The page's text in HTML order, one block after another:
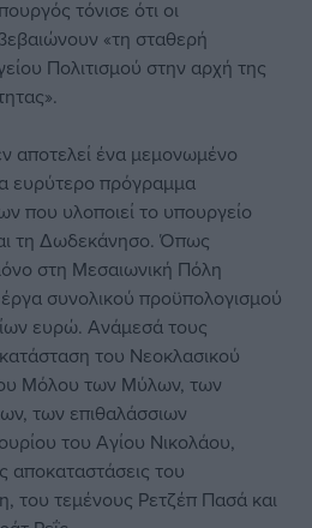
τόνισε ότι οι
«τη σταθερή
Πολιτισμού στην αρχή της
αποτελεί ένα μεμονωμένο
ευρύτερο πρόγραμμα
που υλοποιεί το υπουργείο
τη Δωδεκάνησο. Όπως
στη Μεσαιωνική Πόλη
συνολικού προϋπολογισμού
ευρώ. Ανάμεσά τους
του Νεοκλασικού
Μόλου των Μύλων, των
των επιθαλάσσιων
του Αγίου Νικολάου,
αποκαταστάσεις του
του τεμένους Ρετζέπ Πασά και